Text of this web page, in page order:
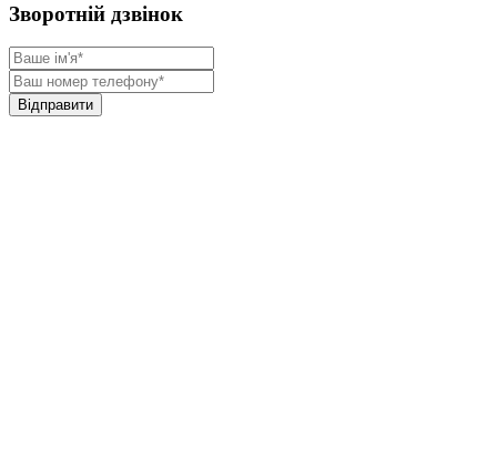
Зворотній дзвінок